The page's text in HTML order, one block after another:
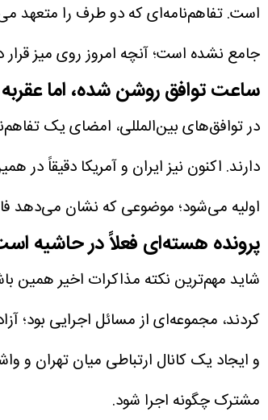
جامع نشده است؛ آنچه امروز روی میز
ساعت توافق روشن شده، اما
در توافق‌های بین‌المللی، امضای یک
دارند.
اولیه می‌شود؛ موضوعی که نشان می‌دهد
پرونده هسته‌ای فعلاً در حاشیه
شاید مهم‌ترین نکته مذاکرات اخیر همین
کردند، مجموعه‌ای از مسائل اجرایی بود؛
و ایجاد یک کانال ارتباطی میان تهران و
مشترک چگونه اجرا شود.